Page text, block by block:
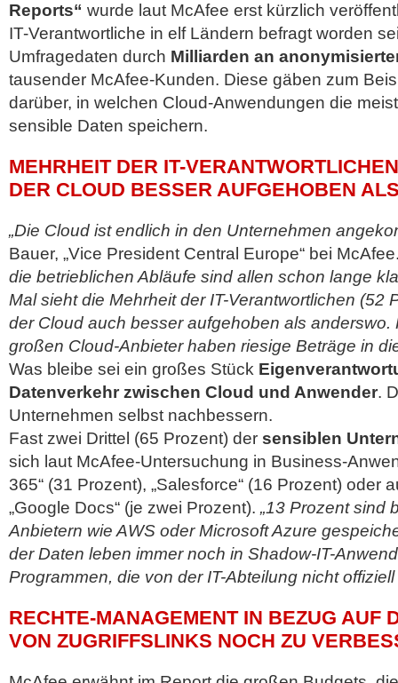
Reports“ wurde laut McAfee erst kürzlich
IT-Verantwortliche in elf Ländern befragt worden
Umfragedaten durch Milliarden an
tausender McAfee-Kunden. Diese gäben zum
darüber, in welchen Cloud-Anwendungen die
sensible Daten speichern.
MEHRHEIT DER IT-
DER CLOUD BESSER AUFGEHOBEN
„Die Cloud ist endlich in den Unternehmen
Bauer, „Vice President Central Europe“ bei
die betrieblichen Abläufe sind allen schon lange
Mal sieht die Mehrheit der IT-Verantwortlichen (52
der Cloud auch besser aufgehoben als anderswo.
großen Cloud-Anbieter haben riesige Beträge in
Was bleibe sei ein großes Stück
Datenverkehr zwischen Cloud und Anwender.
Unternehmen selbst nachbessern.
Fast zwei Drittel (65 Prozent) der sensiblen
sich laut McAfee-Untersuchung in Business-
365“ (31 Prozent), „Salesforce“ (16 Prozent) oder
„Google Docs“ (je zwei Prozent). „13 Prozent sind
Anbietern wie AWS oder Microsoft Azure
der Daten leben immer noch in Shadow-IT-
Programmen, die von der IT-Abteilung nicht
RECHTE-MANAGEMENT IN BEZUG AUF
VON ZUGRIFFSLINKS NOCH ZU